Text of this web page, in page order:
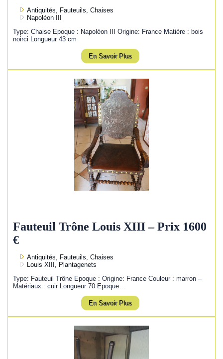
Antiquités, Fauteuils, Chaises
Napoléon III
Type: Chaise Epoque : Napoléon III Origine: France Matière : bois
noirci Longueur 43 cm
En Savoir Plus
Fauteuil Trône Louis XIII – Prix 1600
€
Antiquités, Fauteuils, Chaises
Louis XIII, Plantagenets
Type: Fauteuil Trône Epoque : Origine: France Couleur : marron –
Matériaux : cuir Longueur 70 Epoque…
En Savoir Plus